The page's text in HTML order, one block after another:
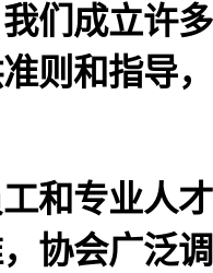
们成立许
则和指导
和专业人
协会广泛